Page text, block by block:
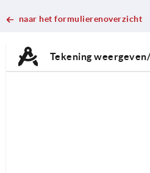
naar het formulierenoverzicht
Tekening